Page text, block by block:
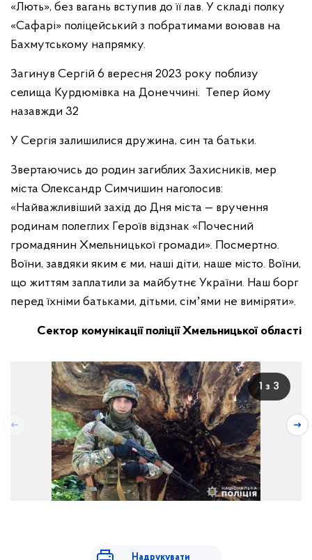
«Лють», без вагань вступив до її лав. У складі полку
«Сафарі» поліцейський з побратимами воював на
Бахмутському напрямку.
Загинув Сергій 6 вересня 2023 року поблизу
селища Курдюмівка на Донеччині. Тепер йому
назавжди 32
У Сергія залишилися дружина, син та батьки.
Звертаючись до родин загиблих Захисників, мер
міста Олександр Симчишин наголосив:
«Найважливіший захід до Дня міста — вручення
родинам полеглих Героїв відзнак «Почесний
громадянин Хмельницької громади». Посмертно.
Воїни, завдяки яким є ми, наші діти, наше місто. Воїни,
що життям заплатили за майбутнє України. Наш борг
перед їхніми батьками, дітьми, сімʼями не виміряти».
Сектор комунікації поліції Хмельницької області
1 з 3
Надрукувати